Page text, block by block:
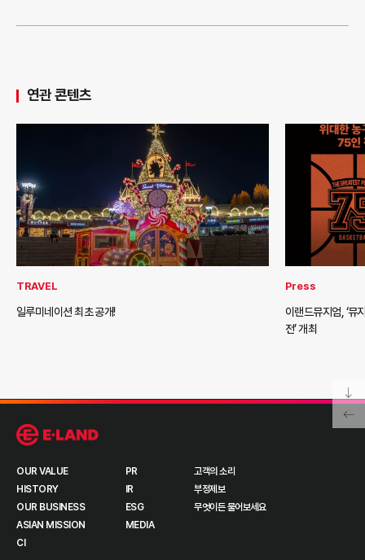
연관 콘텐츠
TRAVEL
일루미네이션 최초 공개!
Press
이랜드뮤지엄, ‘뮤
전’ 개최
OUR VALUE
HISTORY
OUR BUSINESS
ASIAN MISSION
CI
PR
IR
ESG
MEDIA
고객의 소리
부정제보
무엇이든 물어보세요